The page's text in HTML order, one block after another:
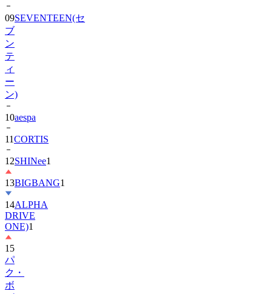
09SEVENTEEN(セ
ブ
ン
テ
ィ
ー
ン)
10aespa
11CORTIS
12SHINee1
13BIGBANG1
14ALPHA
DRIVE
ONE)1
15
パ
ク・
ボ